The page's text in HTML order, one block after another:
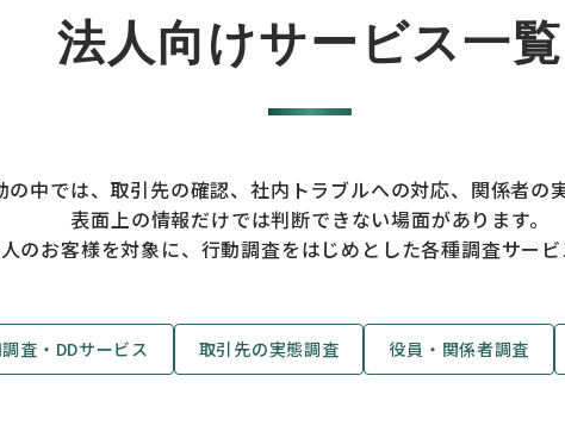
法人向けサービス一覧
の中では、取引先の確認、社内トラブルへの対応、関係者の
表面上の情報だけでは判断できない場面があります。
のお客様を対象に、行動調査をはじめとした各種調査サービ
査・DDサービス 取引先の実態調査 役員・関係者調査